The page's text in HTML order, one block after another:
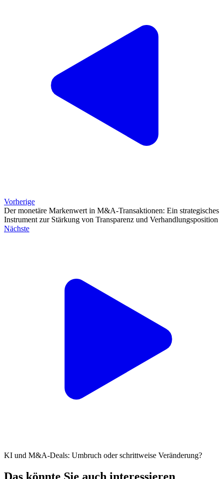
Vorherige
Der monetäre Markenwert in M&A-Transaktionen: Ein strategisches
Instrument zur Stärkung von Transparenz und Verhandlungsposition
Nächste
KI und M&A-Deals: Umbruch oder schrittweise Veränderung?